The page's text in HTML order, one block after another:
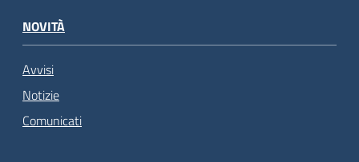
NOVITÀ
Avvisi
Notizie
Comunicati